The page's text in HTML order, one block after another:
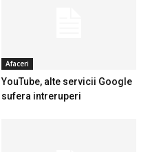
Afaceri
YouTube, alte servicii Google
sufera intreruperi